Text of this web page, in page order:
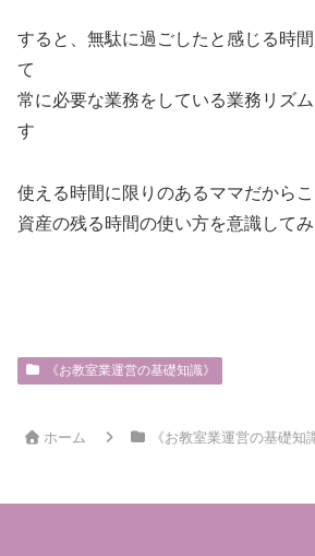
すると、無駄に過ごしたと感じる時
て
常に必要な業務をしている業務リズ
す
使える時間に限りのあるママだから
資産の残る時間の使い方を意識してみ
《お教室業運営の基礎知識》
ホーム 《お教室業運営の基礎知